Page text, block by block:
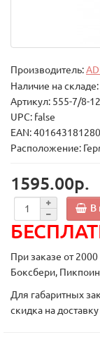
Производитель:
Наличие на
Артикул: 555-7/8-
UPC: false
EAN:
Расположение:
1595.00р.
В
При заказе от
Боксбери,
Для габаритных
скидка на